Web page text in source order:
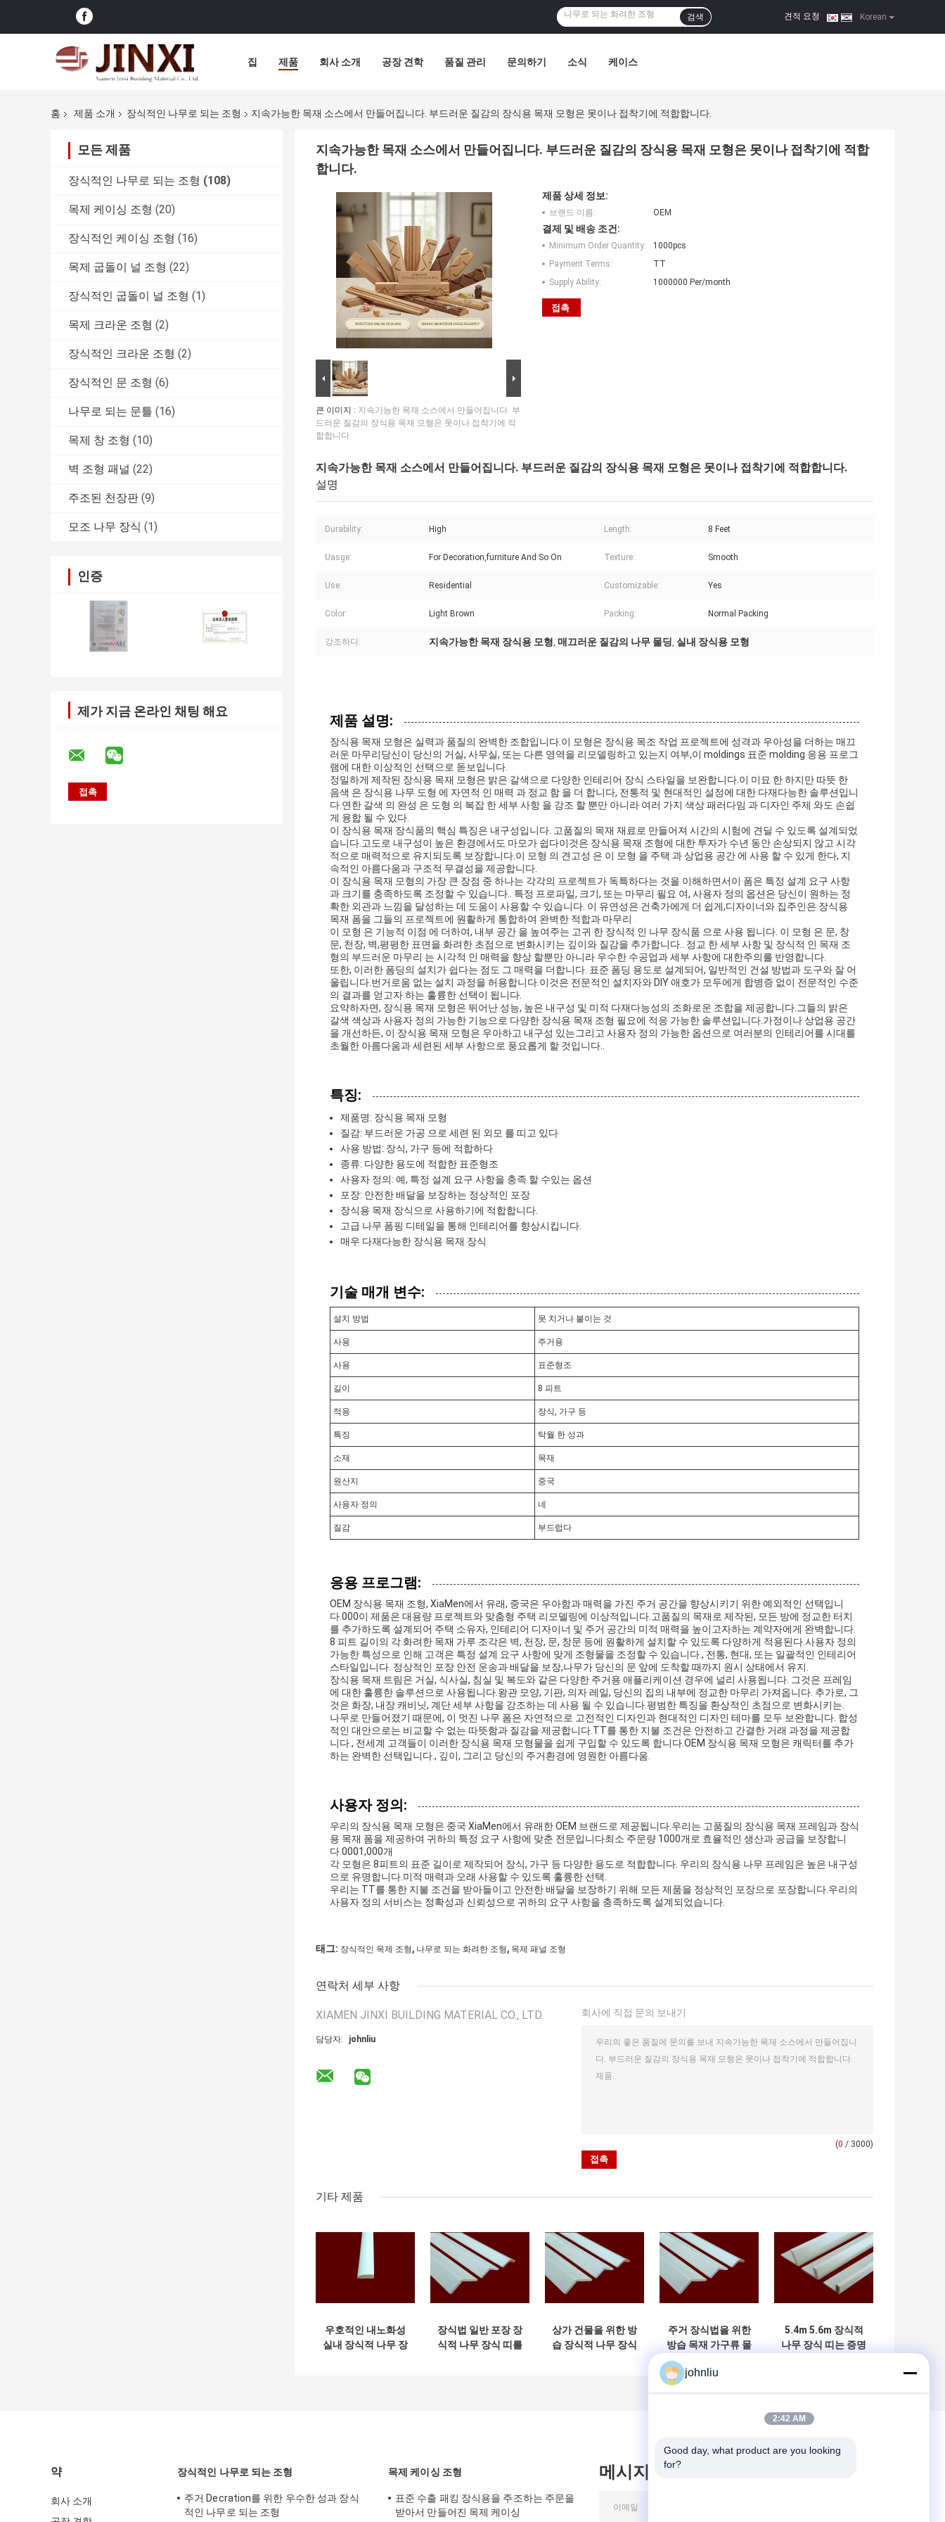
Korean
견적 요청 |
검색
집 제품 회사 소개 공장 견학 품질 관리 문의하기 소식 케이스
홈 제품 소개 장식적인 나무로 되는 조형 지속가능한 목재 소스에서 만들어집니다. 부드러운 질감의 장식용 목재 모형은 못이나 접착기에 적합합니다.
모든 제품
장식적인 나무로 되는 조형 (108)
목제 케이싱 조형 (20)
장식적인 케이싱 조형 (16)
목제 굽돌이 널 조형 (22)
장식적인 굽돌이 널 조형 (1)
목제 크라운 조형 (2)
장식적인 크라운 조형 (2)
장식적인 문 조형 (6)
나무로 되는 문틀 (16)
목제 창 조형 (10)
벽 조형 패널 (22)
주조된 천장판 (9)
모조 나무 장식 (1)
인증
제가 지금 온라인 채팅 해요
지속가능한 목재 소스에서 만들어집니다. 부드러운 질감의 장식용 목재 모형은 못이나 접착기에 적합
합니다.
큰 이미지 : 지속가능한 목재 소스에서 만들어집니다. 부
드러운 질감의 장식용 목재 모형은 못이나 접착기에 적
합합니다.
제품 상세 정보:
브랜드 이름: OEM
결제 및 배송 조건:
Minimum Order Quantity:
1000pcs
Payment Terms:
TT
Supply Ability:
1000000 Per/month
접촉
지속가능한 목재 소스에서 만들어집니다. 부드러운 질감의 장식용 목재 모형은 못이나 접착기에 적합합니다.
설명
Durability: High Length: 8 Feet
Uasge: For Decoration,furniture And So On Texture: Smooth
Use: Residential Customizable: Yes
Color: Light Brown Packing: Normal Packing
강조하다: 지속가능한 목재 장식용 모형, 매끄러운 질감의 나무 몰딩, 실내 장식용 모형
제품 설명:
장식용 목재 모형은 실력과 품질의 완벽한 조합입니다.이 모형은 장식용 목조 작업 프로젝트에 성격과 우아성을 더하는 매끄
러운 마무리당신이 당신의 거실, 사무실, 또는 다른 영역을 리모델링하고 있는지 여부,이 moldings 표준 molding 응용 프로그
램에 대한 이상적인 선택으로 돋보입니다.
정밀하게 제작된 장식용 목재 모형은 밝은 갈색으로 다양한 인테리어 장식 스타일을 보완합니다.이 미묘 한 하지만 따뜻 한
음색 은 장식용 나무 도형 에 자연적 인 매력 과 정교 함 을 더 합니다, 전통적 및 현대적인 설정에 대한 다재다능한 솔루션입니
다.연한 갈색 의 완성 은 도형 의 복잡 한 세부 사항 을 강조 할 뿐만 아니라 여러 가지 색상 패러다임 과 디자인 주제 와도 손쉽
게 융합 될 수 있다.
이 장식용 목재 장식품의 핵심 특징은 내구성입니다. 고품질의 목재 재료로 만들어져 시간의 시험에 견딜 수 있도록 설계되었
습니다.고도로 내구성이 높은 환경에서도 마모가 쉽다이것은 장식용 목재 조형에 대한 투자가 수년 동안 손상되지 않고 시각
적으로 매력적으로 유지되도록 보장합니다.이 모형 의 견고성 은 이 모형 을 주택 과 상업용 공간 에 사용 할 수 있게 한다, 지
속적인 아름다움과 구조적 무결성을 제공합니다.
이 장식용 목재 모형의 가장 큰 장점 중 하나는 각각의 프로젝트가 독특하다는 것을 이해하면서이 폼은 특정 설계 요구 사항
과 크기를 충족하도록 조정할 수 있습니다.. 특정 프로파일, 크기, 또는 마무리 필요 여, 사용자 정의 옵션은 당신이 원하는 정
확한 외관과 느낌을 달성하는 데 도움이 사용할 수 있습니다. 이 유연성은 건축가에게 더 쉽게,디자이너와 집주인은 장식용
목재 폼을 그들의 프로젝트에 원활하게 통합하여 완벽한 적합과 마무리
이 모형 은 기능적 이점 에 더하여, 내부 공간 을 높여주는 고귀 한 장식적 인 나무 장식품 으로 사용 됩니다. 이 모형 은 문, 창
문, 천장, 벽,평평한 표면을 화려한 초점으로 변화시키는 깊이와 질감을 추가합니다.. 정교 한 세부 사항 및 장식적 인 목재 조
형의 부드러운 마무리 는 시각적 인 매력을 향상 할뿐만 아니라 우수한 수공업과 세부 사항에 대한주의를 반영합니다.
또한, 이러한 폼딩의 설치가 쉽다는 점도 그 매력을 더합니다. 표준 폼딩 용도로 설계되어, 일반적인 건설 방법과 도구와 잘 어
울립니다.번거로움 없는 설치 과정을 허용합니다.이것은 전문적인 설치자와 DIY 애호가 모두에게 합병증 없이 전문적인 수준
의 결과를 얻고자 하는 훌륭한 선택이 됩니다.
요약하자면, 장식용 목재 모형은 뛰어난 성능, 높은 내구성 및 미적 다재다능성의 조화로운 조합을 제공합니다.그들의 밝은
갈색 색상과 사용자 정의 가능한 기능으로 다양한 장식용 목재 조형 필요에 적응 가능한 솔루션입니다.가정이나 상업용 공간
을 개선하든, 이 장식용 목재 모형은 우아하고 내구성 있는그리고 사용자 정의 가능한 옵션으로 여러분의 인테리어를 시대를
초월한 아름다움과 세련된 세부 사항으로 풍요롭게 할 것입니다..
특징:
제품명: 장식용 목재 모형
질감: 부드러운 가공 으로 세련 된 외모 를 띠고 있다
사용 방법: 장식, 가구 등에 적합하다
종류: 다양한 용도에 적합한 표준형조
사용자 정의: 예, 특정 설계 요구 사항을 충족 할 수있는 옵션
포장: 안전한 배달을 보장하는 정상적인 포장
장식용 목재 장식으로 사용하기에 적합합니다.
고급 나무 폼핑 디테일을 통해 인테리어를 향상시킵니다.
매우 다재다능한 장식용 목재 장식
기술 매개 변수:
설치 방법 못 치거나 붙이는 것
사용 주거용
사용 표준형조
길이 8 피트
적용 장식, 가구 등
특징 탁월 한 성과
소재 목재
원산지 중국
사용자 정의 네
질감 부드럽다
응용 프로그램:
OEM 장식용 목재 조형, XiaMen에서 유래, 중국은 우아함과 매력을 가진 주거 공간을 향상시키기 위한 예외적인 선택입니
다.000이 제품은 대용량 프로젝트와 맞춤형 주택 리모델링에 이상적입니다.고품질의 목재로 제작된, 모든 방에 정교한 터치
를 추가하도록 설계되어 주택 소유자, 인테리어 디자이너 및 주거 공간의 미적 매력을 높이고자하는 계약자에게 완벽합니다.
8 피트 길이의 각 화려한 목재 가루 조각은 벽, 천장, 문, 창문 등에 원활하게 설치할 수 있도록 다양하게 적용된다.사용자 정의
가능한 특성으로 인해 고객은 특정 설계 요구 사항에 맞게 조형물을 조정할 수 있습니다., 전통, 현대, 또는 일괄적인 인테리어
스타일입니다. 정상적인 포장 안전 운송과 배달을 보장,나무가 당신의 문 앞에 도착할 때까지 원시 상태에서 유지.
장식용 목재 트림은 거실, 식사실, 침실 및 복도와 같은 다양한 주거용 애플리케이션 경우에 널리 사용됩니다. 그것은 프레임
에 대한 훌륭한 솔루션으로 사용됩니다.왕관 모양, 기판, 의자 레일, 당신의 집의 내부에 정교한 마무리 가져옵니다. 추가로, 그
것은 화장, 내장 캐비닛, 계단 세부 사항을 강조하는 데 사용 될 수 있습니다.평범한 특징을 환상적인 초점으로 변화시키는.
나무로 만들어졌기 때문에, 이 멋진 나무 폼은 자연적으로 고전적인 디자인과 현대적인 디자인 테마를 모두 보완합니다. 합성
적인 대안으로는 비교할 수 없는 따뜻함과 질감을 제공합니다.TT를 통한 지불 조건은 안전하고 간결한 거래 과정을 제공합
니다., 전세계 고객들이 이러한 장식용 목재 모형물을 쉽게 구입할 수 있도록 합니다.OEM 장식용 목재 모형은 캐릭터를 추가
하는 완벽한 선택입니다., 깊이, 그리고 당신의 주거환경에 영원한 아름다움.
사용자 정의:
우리의 장식용 목재 모형은 중국 XiaMen에서 유래한 OEM 브랜드로 제공됩니다.우리는 고품질의 장식용 목재 프레임과 장식
용 목재 폼을 제공하여 귀하의 특정 요구 사항에 맞춘 전문입니다최소 주문량 1000개로 효율적인 생산과 공급을 보장합니
다.0001,000개
각 모형은 8피트의 표준 길이로 제작되어 장식, 가구 등 다양한 용도로 적합합니다. 우리의 장식용 나무 프레임은 높은 내구성
으로 유명합니다.미적 매력과 오래 사용할 수 있도록 훌륭한 선택.
우리는 TT를 통한 지불 조건을 받아들이고 안전한 배달을 보장하기 위해 모든 제품을 정상적인 포장으로 포장합니다.우리의
사용자 정의 서비스는 정확성과 신뢰성으로 귀하의 요구 사항을 충족하도록 설계되었습니다.
태그: 장식적인 목제 조형, 나무로 되는 화려한 조형, 목제 패널 조형
연락처 세부 사항
XIAMEN JINXI BUILDING MATERIAL CO., LTD.
담당자: johnliu
회사에 직접 문의 보내기
(0 / 3000)
기타 제품
우호적인 내노화성
실내 장식적 나무 장
장식법 일반 포장 장
식적 나무 장식 띠를
상가 건물을 위한 방
습 장식적 나무 장식
주거 장식법을 위한
방습 목재 가구류 몰
5.4m 5.6m 장식적
나무 장식 띠는 증명
약
회사 소개
장식적인 나무로 되는 조형
주거 Decration를 위한 우수한 성과 장식
적인 나무로 되는 조형
목제 케이싱 조형
표준 수출 패킹 장식용을 주조하는 주문을
받아서 만들어진 목제 케이싱
메시지를 남겨주세요
johnliu
2:42 AM
Good day, what product are you looking
for?